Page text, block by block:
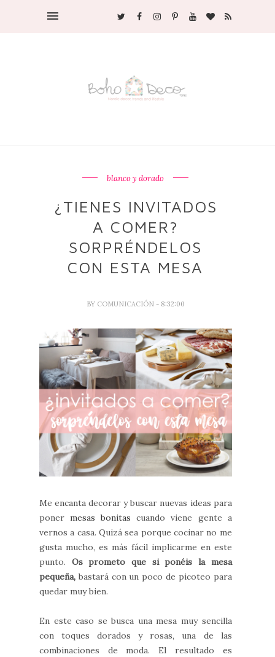
blanco y dorado
¿TIENES INVITADOS
A COMER?
SORPRÉNDELOS
CON ESTA MESA
BY COMUNICACIÓN - 8:32:00
Me encanta decorar y buscar nuevas ideas para
ponermesas bonitas cuando viene gente a
vernos a casa. Quizá sea porque cocinar no me
gusta mucho, es más fácil implicarme en este
punto. Os prometo que si ponéis la mesa
pequeña, bastará con un poco de picoteo para
quedar muy bien.
En este caso se busca una mesa muy sencilla
con toques dorados y rosas, una de las
combinaciones de moda. El resultado es